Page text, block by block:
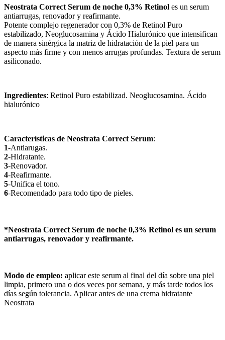
Neostrata Correct Serum de noche 0,3% Retinol es un serum
antiarrugas, renovador y reafirmante.
Potente complejo regenerador con 0,3% de Retinol Puro
estabilizado, Neoglucosamina y Ácido Hialurónico que intensifican
de manera sinérgica la matriz de hidratación de la piel para un
aspecto más firme y con menos arrugas profundas. Textura de serum
asiliconado.
Ingredientes: Retinol Puro estabilizad. Neoglucosamina. Ácido
hialurónico
Características de Neostrata Correct Serum:
1-Antiarugas.
2-Hidratante.
3-Renovador.
4-Reafirmante.
5-Unifica el tono.
6-Recomendado para todo tipo de pieles.
*Neostrata Correct Serum de noche 0,3% Retinol es un serum
antiarrugas, renovador y reafirmante.
Modo de empleo: aplicar este serum al final del día sobre una piel
limpia, primero una o dos veces por semana, y más tarde todos los
días según tolerancia. Aplicar antes de una crema hidratante
Neostrata